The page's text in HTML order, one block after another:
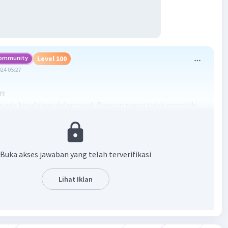
Level 100
05:27
Maka ada dua kemungkinan maksud. Yang pertama,
orang yang membuat soal tersebut keliru dengan
maka sebenarnya maksud ia adalah volume. Yang
orang yang membuat soal tersebut terburu-
menulis kata "permukaan" (maka maksud ia
permukaan).
Buka akses jawaban yang telah terverifikasi
Lihat Iklan